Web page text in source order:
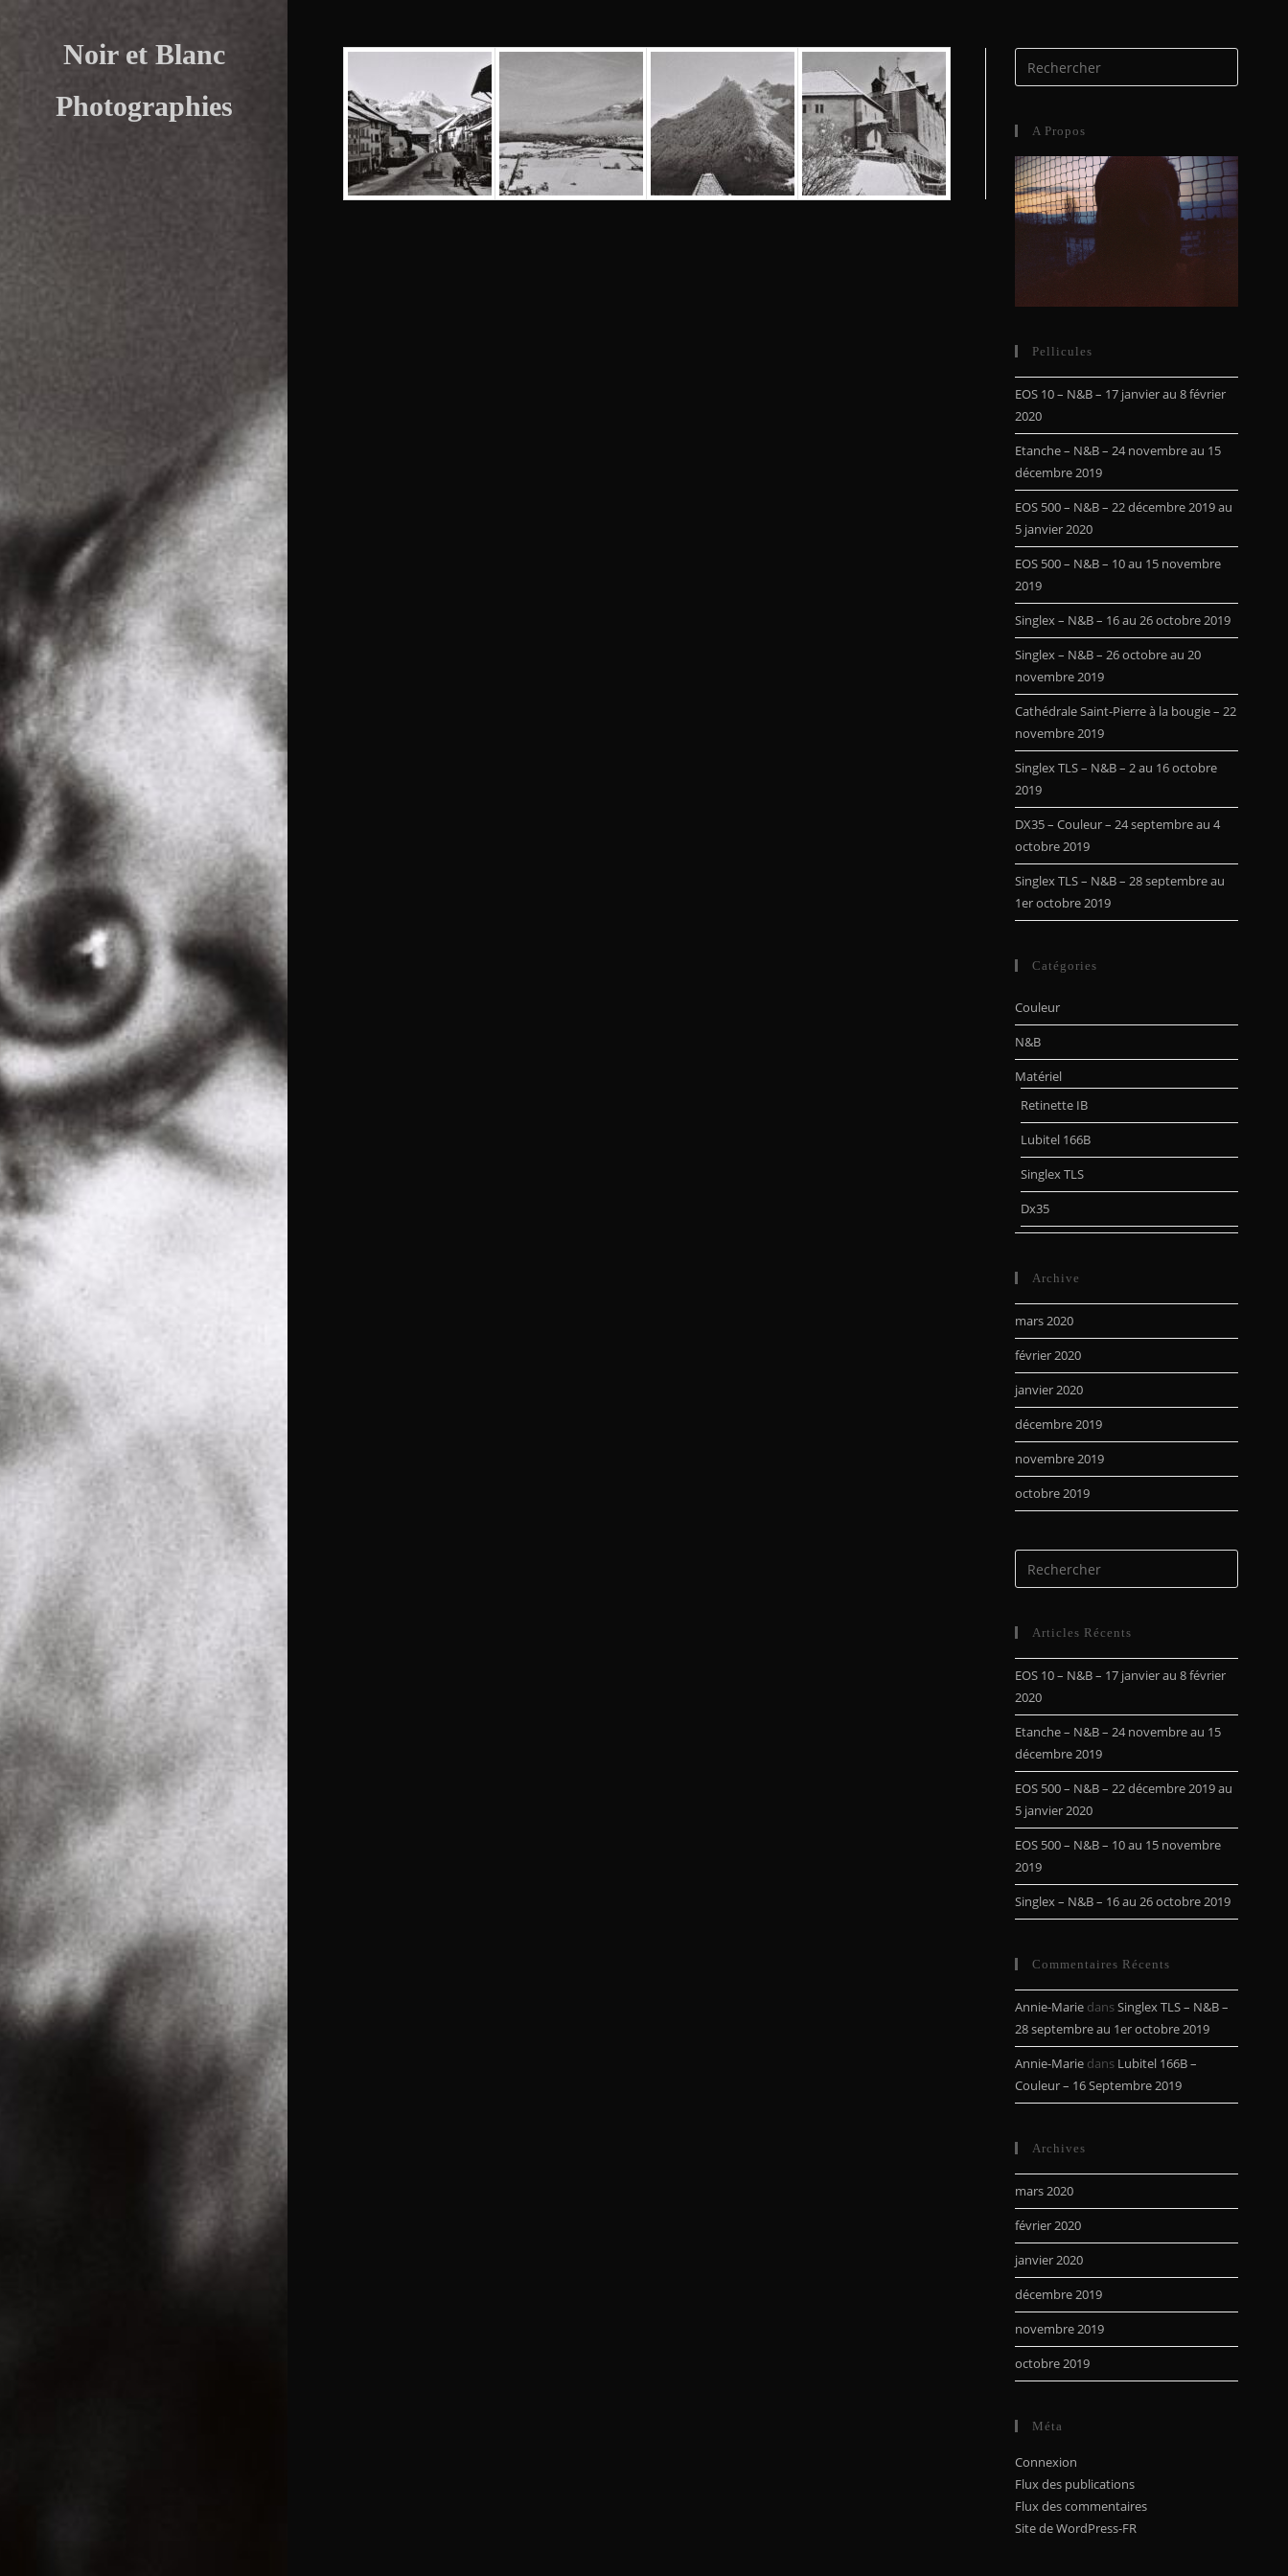
Noir et Blanc
Photographies
A Propos
Pellicules
EOS 10 – N&B – 17 janvier au 8 février
2020
Etanche – N&B – 24 novembre au 15
décembre 2019
EOS 500 – N&B – 22 décembre 2019 au
5 janvier 2020
EOS 500 – N&B – 10 au 15 novembre
2019
Singlex – N&B – 16 au 26 octobre 2019
Singlex – N&B – 26 octobre au 20
novembre 2019
Cathédrale Saint-Pierre à la bougie – 22
novembre 2019
Singlex TLS – N&B – 2 au 16 octobre
2019
DX35 – Couleur – 24 septembre au 4
octobre 2019
Singlex TLS – N&B – 28 septembre au
1er octobre 2019
Catégories
Couleur
N&B
Matériel
Retinette IB
Lubitel 166B
Singlex TLS
Dx35
Archive
mars 2020
février 2020
janvier 2020
décembre 2019
novembre 2019
octobre 2019
Articles Récents
EOS 10 – N&B – 17 janvier au 8 février
2020
Etanche – N&B – 24 novembre au 15
décembre 2019
EOS 500 – N&B – 22 décembre 2019 au
5 janvier 2020
EOS 500 – N&B – 10 au 15 novembre
2019
Singlex – N&B – 16 au 26 octobre 2019
Commentaires Récents
Annie-MariedansSinglex TLS – N&B –
28 septembre au 1er octobre 2019
Annie-Mariedans Lubitel 166B –
Couleur – 16 Septembre 2019
Archives
mars 2020
février 2020
janvier 2020
décembre 2019
novembre 2019
octobre 2019
Méta
Connexion
Flux des publications
Flux des commentaires
Site de WordPress-FR